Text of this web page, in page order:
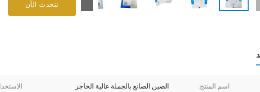
نتحدث الآن
اسم المنتج:
الصين الصانع بالجملة عالية الحاجز